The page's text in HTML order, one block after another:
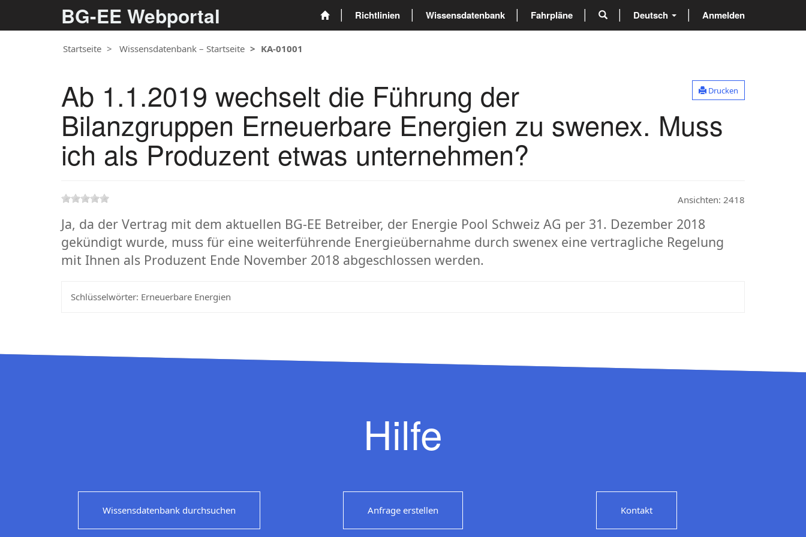
BG-EE Webportal Richtlinien Wissensdatenbank Fahrpläne Deutsch Anmelden
Startseite Wissensdatenbank – Startseite KA-01001
Drucken
Ab 1.1.2019 wechselt die Führung der
Bilanzgruppen Erneuerbare Energien zu swenex. Muss
ich als Produzent etwas unternehmen?
Ansichten: 2418
Ja, da der Vertrag mit dem aktuellen BG-EE Betreiber, der Energie Pool Schweiz AG per 31. Dezember 2018
gekündigt wurde, muss für eine weiterführende Energieübernahme durch swenex eine vertragliche Regelung
mit Ihnen als Produzent Ende November 2018 abgeschlossen werden.
Schlüsselwörter: Erneuerbare Energien
Hilfe
Wissensdatenbank durchsuchen Anfrage erstellen Kontakt